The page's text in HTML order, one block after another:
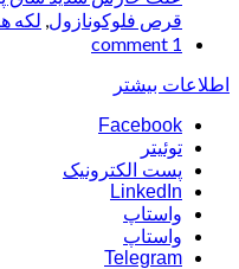
قرص فلوکونازول لکه
1 comment
اطلاعات بیشتر
Facebook
توئیتر
پست الکترونیک
LinkedIn
واستاپ
واستاپ
Telegram